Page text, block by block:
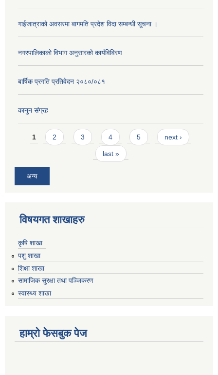
गाईजात्राको अवसरमा बागमति प्रदेश विदा सम्बन्धी सूचना ।
नगरपालिकाको विभाग अनुसारको कार्यविविरण
बार्षिक प्रगति प्रतिवेदन २०८०/०८१
कानुन संग्रह
Pages
1 2 3 4 5 next ›
last »
अन्य
विषयगत शाखाहरु
कृषि शाखा
पशु शाखा
शिक्षा शाखा
सामाजिक सुरक्षा तथा पञ्जिकरण
स्वास्थ्य शाखा
हाम्रो फेसबुक पेज